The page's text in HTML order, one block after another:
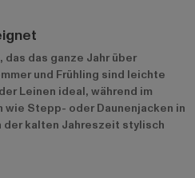
das ganze Jahr über
und Frühling sind leichte
Leinen ideal, während im
Stepp- oder Daunenjacken in
der kalten Jahreszeit stylisch